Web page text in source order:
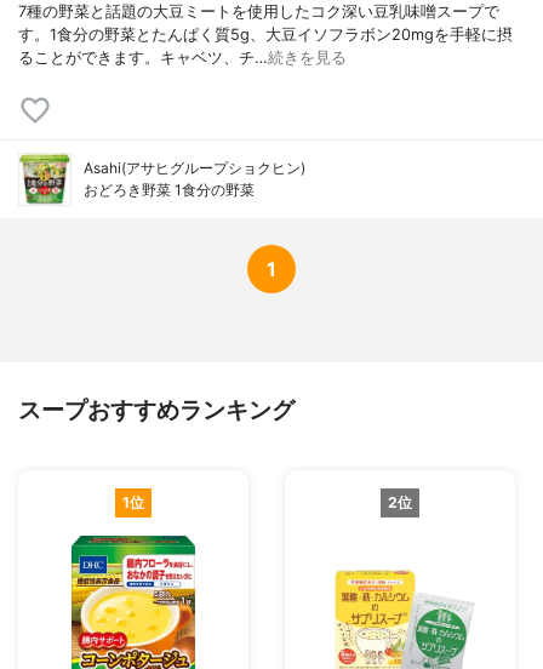
7種の野菜と話題の大豆ミートを使用したコク深い豆乳味噌スープで
す。1食分の野菜とたんぱく質5g、大豆イソフラボン20mgを手軽に摂
ることができます。キャベツ、チ…続きを見る
Asahi(アサヒグループショクヒン)
おどろき野菜 1食分の野菜
1
スープおすすめランキング
1位 2位